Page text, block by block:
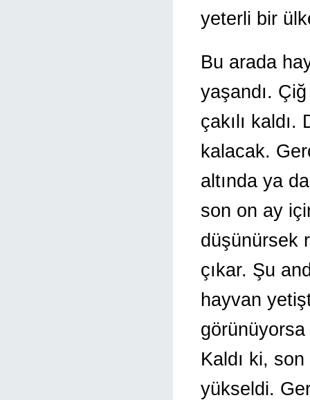
yeterli bir
Bu arada
yaşandı.
çakılı
kalacak.
altında ya
son on ay
düşünürsek
çıkar. Şu
hayvan
Kaldı ki,
yükseldi.